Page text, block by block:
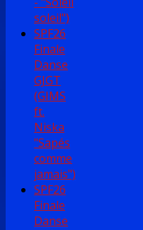
soleil")
SPF26
Finale
Danse
GJGT
(GIMS
ft.
Niska
"Sapés
comme
jamais")
SPF26
Finale
Danse